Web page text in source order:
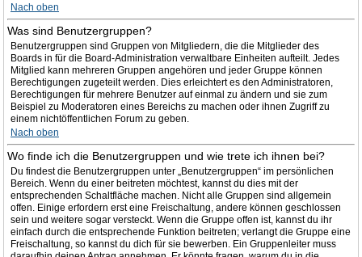
Nach oben
Was sind Benutzergruppen?
Benutzergruppen sind Gruppen von Mitgliedern, die die Mitglieder des
Boards in für die Board-Administration verwaltbare Einheiten aufteilt. Jedes
Mitglied kann mehreren Gruppen angehören und jeder Gruppe können
Berechtigungen zugeteilt werden. Dies erleichtert es den Administratoren,
Berechtigungen für mehrere Benutzer auf einmal zu ändern und sie zum
Beispiel zu Moderatoren eines Bereichs zu machen oder ihnen Zugriff zu
einem nichtöffentlichen Forum zu geben.
Nach oben
Wo finde ich die Benutzergruppen und wie trete ich ihnen bei?
Du findest die Benutzergruppen unter „Benutzergruppen“ im persönlichen
Bereich. Wenn du einer beitreten möchtest, kannst du dies mit der
entsprechenden Schaltfläche machen. Nicht alle Gruppen sind allgemein
offen. Einige erfordern erst eine Freischaltung, andere können geschlossen
sein und weitere sogar versteckt. Wenn die Gruppe offen ist, kannst du ihr
einfach durch die entsprechende Funktion beitreten; verlangt die Gruppe eine
Freischaltung, so kannst du dich für sie bewerben. Ein Gruppenleiter muss